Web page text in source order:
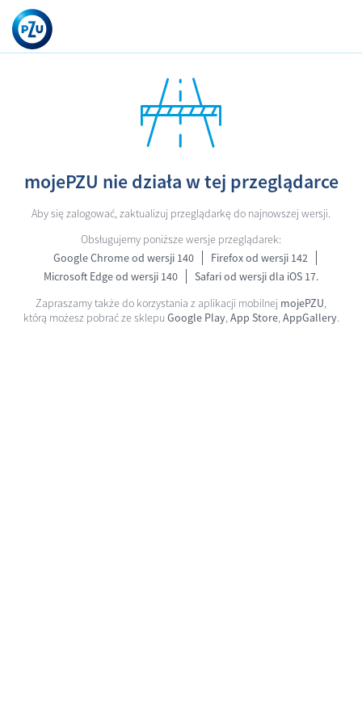
mojePZU nie działa w tej przeglądarce
Aby się zalogować, zaktualizuj przeglądarkę do najnowszej wersji.
Obsługujemy poniższe wersje przeglądarek:
Google Chrome od wersji 140
Firefox od wersji 142
Microsoft Edge od wersji 140
Safari od wersji dla iOS 17.
Zapraszamy także do korzystania z aplikacji mobilnej mojePZU,
którą możesz pobrać ze sklepu Google Play,App Store,AppGallery.